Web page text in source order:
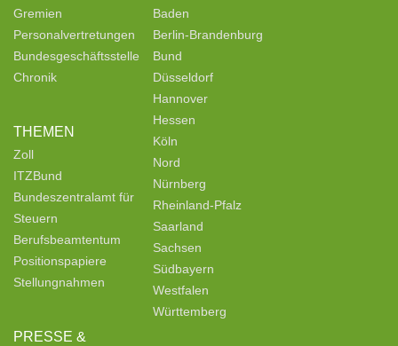
Gremien
Personalvertretungen
Bundesgeschäftsstelle
Chronik
THEMEN
Zoll
ITZBund
Bundeszentralamt für
Steuern
Berufsbeamtentum
Positionspapiere
Stellungnahmen
PRESSE &
Baden
Berlin-Brandenburg
Bund
Düsseldorf
Hannover
Hessen
Köln
Nord
Nürnberg
Rheinland-Pfalz
Saarland
Sachsen
Südbayern
Westfalen
Württemberg